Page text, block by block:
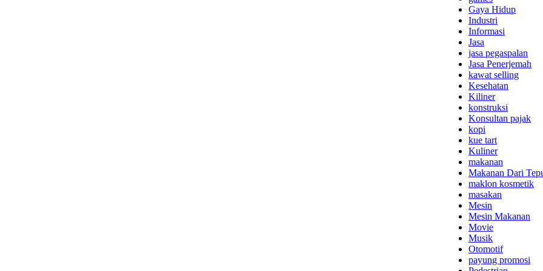
Gaya Hidup
Industri
Informasi
Jasa
jasa pegaspalan
Jasa Penerjemah
kawat selling
Kesehatan
Kiliner
konstruksi
Konsultan pajak
kopi
kue tart
Kuliner
makanan
Makanan Dari
maklon kosmetik
masakan
Mesin
Mesin Makanan
Movie
Musik
Otomotif
payung promosi